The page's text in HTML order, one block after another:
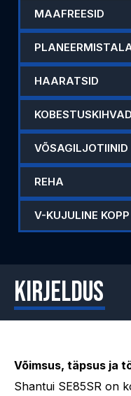
MAAFREESID
HAARATSID
KOBESTUSKIHVAD
VÕSAGILJOTIINID
REHA
V-KUJULINE KOPP
Kirjeldus
Võimsus, täpsus ja
Shantui SE85SR on